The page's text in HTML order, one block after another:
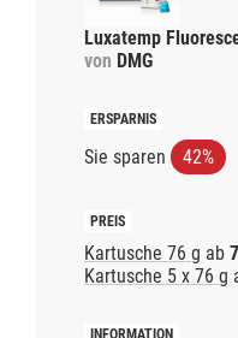
Luxatemp
von DMG
Sie sparen 42%
Kartusche 76 g ab
Kartusche 5 x 76 g